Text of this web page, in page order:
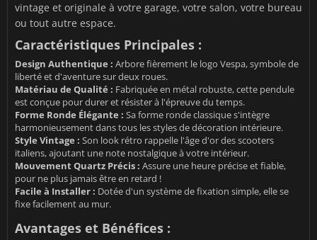
vintage et originale à votre garage, votre salon, votre bureau
ou tout autre espace.
Caractéristiques Principales :
Design Authentique : Arbore fièrement le logo Vespa, symbole de
liberté et d'aventure sur deux roues.
Matériau de Qualité : Fabriquée en métal robuste, cette pendule
est conçue pour durer et résister à l'épreuve du temps.
Forme Ronde Élégante : Sa forme ronde classique s'intègre
harmonieusement dans tous les styles de décoration intérieure.
Style Vintage : Son look rétro rappelle l'âge d'or des scooters
italiens, ajoutant une note nostalgique à votre intérieur.
Mouvement Quartz Précis : Assure une heure précise et fiable,
pour ne plus jamais être en retard !
Facile à Installer : Dotée d'un système de fixation simple, elle se
fixe facilement au mur.
Avantages et Bénéfices :